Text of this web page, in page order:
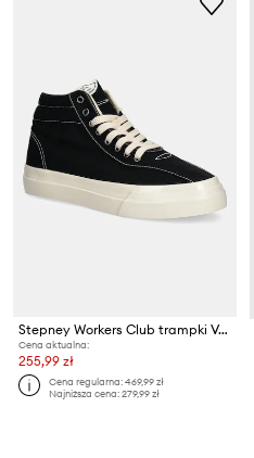
Stepney Workers Club trampki Varden Canvas
Cena aktualna:
255,99 zł
Cena regularna:469,99 zł
Najniższa cena:279,99 zł